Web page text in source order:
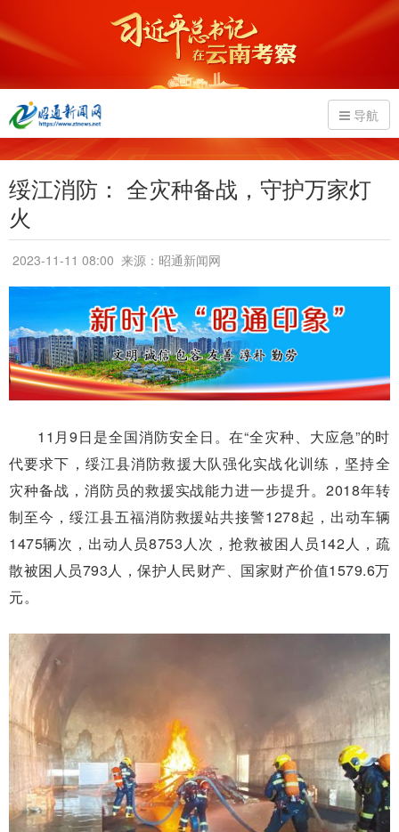
导航
绥江消防： 全灾种备战，守护万家灯
火
2023-11-11 08:00 来源：昭通新闻网
11月9日是全国消防安全日。在“全灾种、大应急”的时
代要求下，绥江县消防救援大队强化实战化训练，坚持全
灾种备战，消防员的救援实战能力进一步提升。2018年转
制至今，绥江县五福消防救援站共接警1278起，出动车辆
1475辆次，出动人员8753人次，抢救被困人员142人，疏
散被困人员793人，保护人民财产、国家财产价值1579.6万
元。